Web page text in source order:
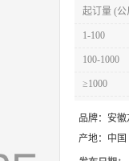
起订量 (公
1-100
100-1000
≥1000
品牌： 安徽
产地： 中国